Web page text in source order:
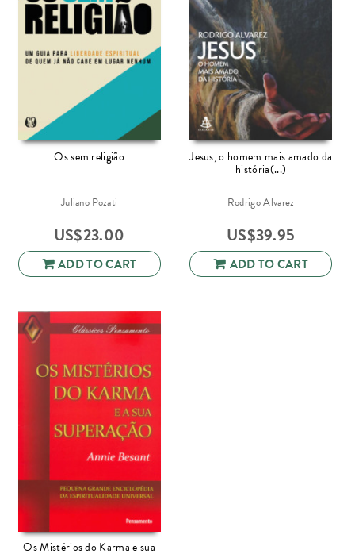
Os sem religião
Juliano Pozati
US$23.00
ADD TO CART
Jesus, o homem mais amado da
história(...)
Rodrigo Alvarez
US$39.95
ADD TO CART
Os Mistérios do Karma e sua